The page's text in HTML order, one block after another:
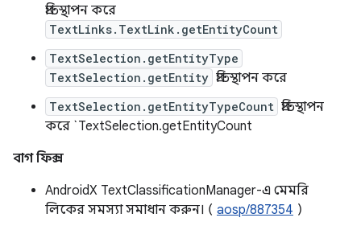
প্রতিস্থাপন করে
TextLinks.TextLink.getEntityCount
TextSelection.getEntityType
TextSelection.getEntity প্রতিস্থাপন করে
TextSelection.getEntityTypeCount প্রতিস্থাপন
করে `TextSelection.getEntityCount
বাগ ফিক্স
AndroidX TextClassificationManager-এ মেমরি
লিকের সমস্যা সমাধান করুন। ( aosp/887354 )